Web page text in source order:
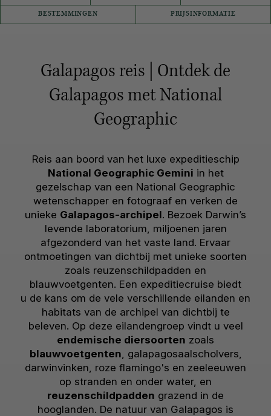
BESTEMMINGEN PRIJSINFORMATIE
Galapagos reis | Ontdek de
Galapagos met National
Geographic
Reis aan boord van het luxe expeditieschip
National Geographic Gemini in het
gezelschap van een National Geographic
wetenschapper en fotograaf en verken de
unieke Galapagos-archipel. Bezoek Darwin’s
levende laboratorium, miljoenen jaren
afgezonderd van het vaste land. Ervaar
ontmoetingen van dichtbij met unieke soorten
zoals reuzenschildpadden en
blauwvoetgenten. Een expeditiecruise biedt
u de kans om de vele verschillende eilanden en
habitats van de archipel van dichtbij te
beleven. Op deze eilandengroep vindt u veel
endemische diersoorten zoals
blauwvoetgenten, galapagosaalscholvers,
darwinvinken, roze flamingo's en zeeleeuwen
op stranden en onder water, en
reuzenschildpadden grazend in de
hooglanden. De natuur van Galapagos is